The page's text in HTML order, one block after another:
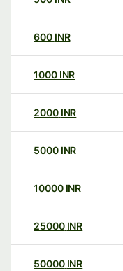
600 INR
1000 INR
2000 INR
5000 INR
10000 INR
25000 INR
50000 INR